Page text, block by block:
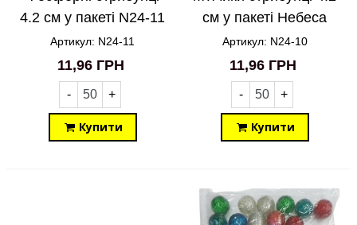
4.2 см у пакеті N24-11
Артикул: N24-11
11,96 ГРН
- +
Купити
см у пакеті Небеса
N24-10
Артикул: N24-10
11,96 ГРН
- +
Купити